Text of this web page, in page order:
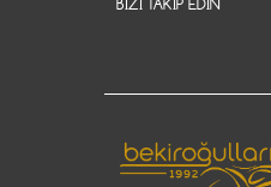
BIZI TAKIP EDIN